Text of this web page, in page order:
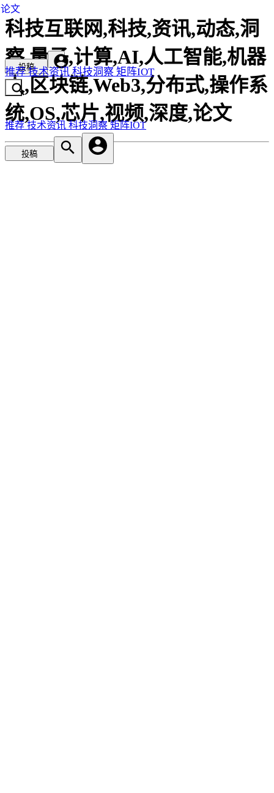
科技互联网,科技,资讯,动态,洞
察,量子,计算,AI,人工智能,机器
人,区块链,Web3,分布式,操作系
统,OS,芯片,视频,深度,论文
投稿
推荐技术资讯科技洞察 矩阵IOT
推荐技术资讯科技洞察矩阵IOT
投稿
论文